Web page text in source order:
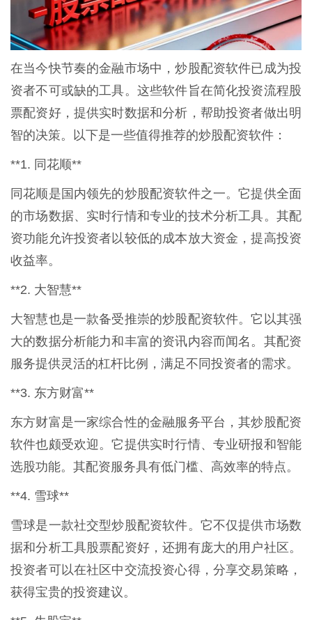
在当今快节奏的金融市场中，炒股配资软件已成为投
资者不可或缺的工具。这些软件旨在简化投资流程股
票配资好，提供实时数据和分析，帮助投资者做出明
智的决策。以下是一些值得推荐的炒股配资软件：
**1. 同花顺**
同花顺是国内领先的炒股配资软件之一。它提供全面
的市场数据、实时行情和专业的技术分析工具。其配
资功能允许投资者以较低的成本放大资金，提高投资
收益率。
**2. 大智慧**
大智慧也是一款备受推崇的炒股配资软件。它以其强
大的数据分析能力和丰富的资讯内容而闻名。其配资
服务提供灵活的杠杆比例，满足不同投资者的需求。
**3. 东方财富**
东方财富是一家综合性的金融服务平台，其炒股配资
软件也颇受欢迎。它提供实时行情、专业研报和智能
选股功能。其配资服务具有低门槛、高效率的特点。
**4. 雪球**
雪球是一款社交型炒股配资软件。它不仅提供市场数
据和分析工具股票配资好，还拥有庞大的用户社区。
投资者可以在社区中交流投资心得，分享交易策略，
获得宝贵的投资建议。